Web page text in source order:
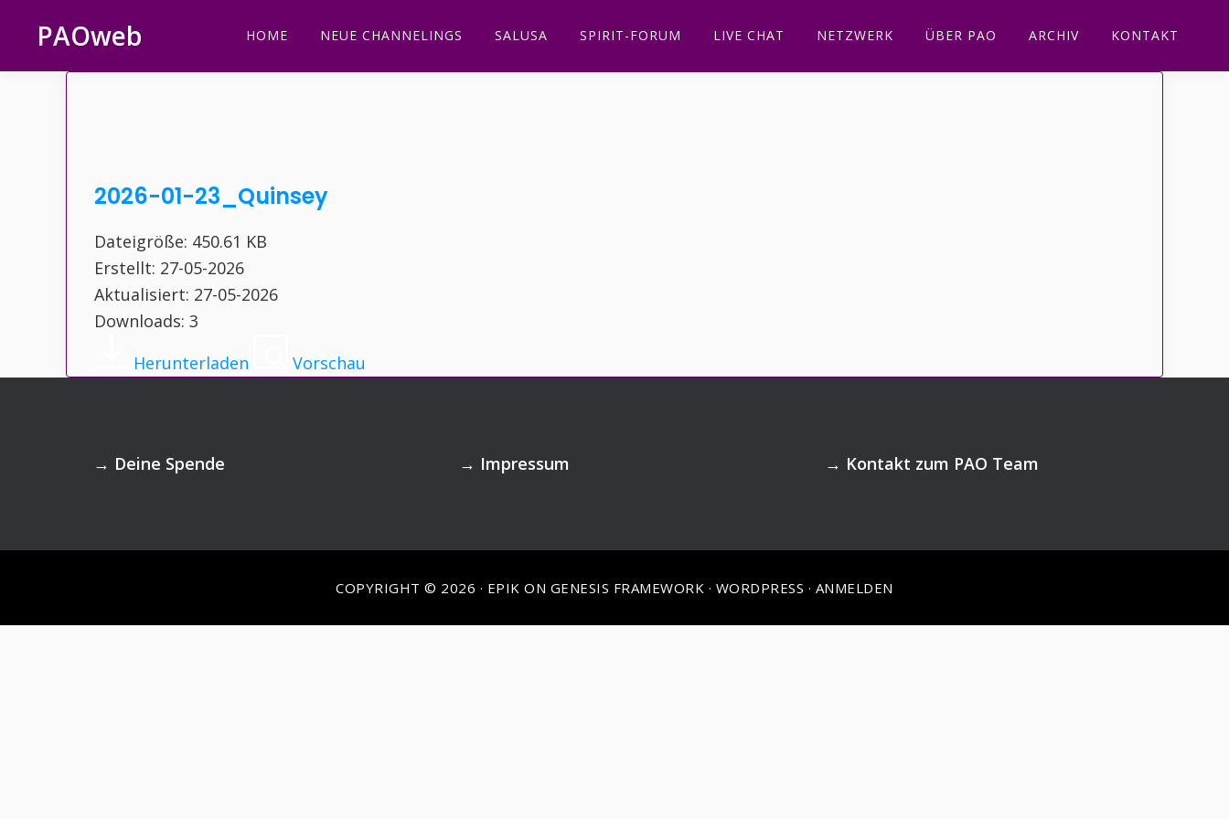
Hauptnavigation
springen
Inhalt
springen
Seitenspalte
springen
Fußzeile
springen
PAOweb HOME NEUE CHANNELINGS SALUSA SPIRIT-FORUM LIVE CHAT NETZWERK ÜBER PAO ARCHIV KONTAKT
2026-01-23_Quinsey
Dateigröße: 450.61 KB
Erstellt: 27-05-2026
Aktualisiert: 27-05-2026
Downloads: 3
Herunterladen
Vorschau
→ Deine Spende → Impressum → Kontakt zum PAO Team
COPYRIGHT © 2026 · EPIK ON GENESIS FRAMEWORK · WORDPRESS · ANMELDEN